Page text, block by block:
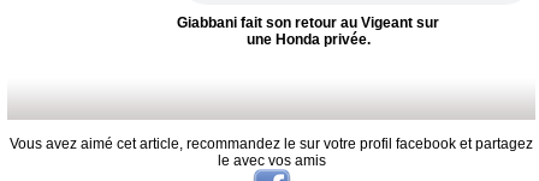
Giabbani fait son retour au Vigeant sur
une Honda privée.
Vous avez aimé cet article, recommandez le sur votre profil facebook et partagez
le avec vos amis